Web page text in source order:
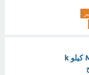
1000000) (1 نقطة) ميقا M كيلو k